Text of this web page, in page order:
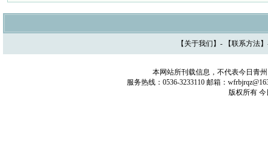
【 关于我们 】- 【联系方法
本网站所刊载信息，不代表今日青
服务热线：0536-3233110 邮箱：
版权所有 今